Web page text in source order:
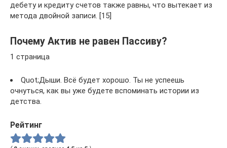
дебету и кредиту счетов также равны, что вытекает из
метода двойной записи. [15]
Почему Актив не равен Пассиву?
1 страница
Quot;Дыши. Всё будет хорошо. Ты не успеешь
очнуться, как вы уже будете вспоминать истории из
детства.
Рейтинг